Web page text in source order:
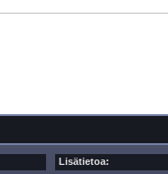
Lisätietoa: